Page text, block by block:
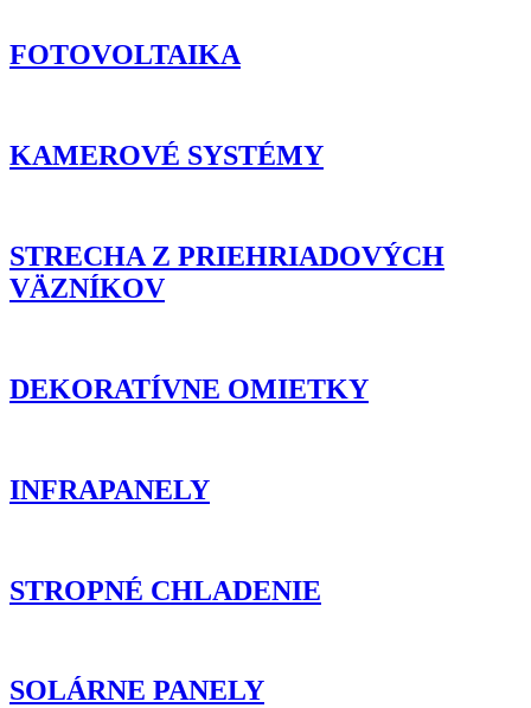
FOTOVOLTAIKA
KAMEROVÉ SYSTÉMY
STRECHA Z PRIEHRIADOVÝCH
VÄZNÍKOV
DEKORATÍVNE OMIETKY
INFRAPANELY
STROPNÉ CHLADENIE
SOLÁRNE PANELY